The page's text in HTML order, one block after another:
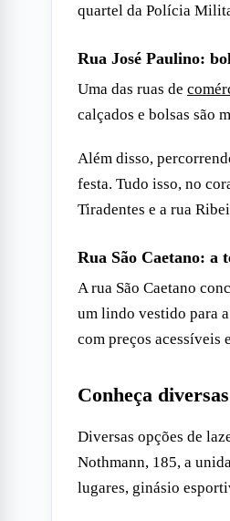
quartel da Polícia
Rua José Paulino:
Uma das ruas de
calçados e bolsas são
Além disso,
festa. Tudo isso, no
Tiradentes e a rua
Rua São Caetano: a
A rua São Caetano
um lindo vestido para
com preços acessíveis
Conheça
Diversas opções de
Nothmann, 185, a
lugares, ginásio